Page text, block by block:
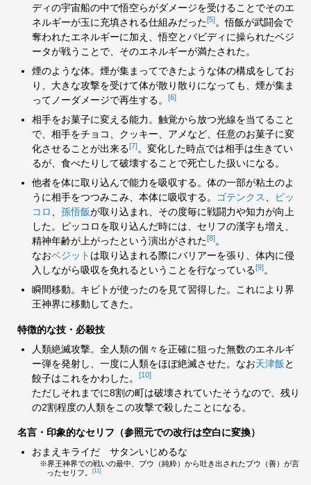
ディの宇宙船の中で悟空らがダメージを受けることでそのエ
ネルギーが玉に充填される仕組みだった[5]。悟飯が武闘会で
奪われたエネルギーに加え、悟空とバビディに操られたベジ
ータが戦うことで、そのエネルギーが満たされた。
煙のような体。煙が集まってできたような体の構成をしてお
り、大きな攻撃を受けて体が散り散りになっても、煙が集ま
ってノーダメージで再生する。
[6]
相手をお菓子に変える能力。触覚から放つ光線を当てること
で、相手をチョコ、クッキー、アメなど、任意のお菓子に変
化させることが出来る[7]。変化した時点では相手は生きてい
るが、食べたりして破壊することで死亡した扱いになる。
他者を体に取り込んで能力を吸収する。体の一部が粘土のよ
うに相手をつつみこみ、本体に吸収する。 ゴテンクス、
ピッ
コロ、 孫悟飯が取り込まれ、その度毎に戦闘力や知力が向上
した。ピッコロを取り込んだ時には、セリフの漢字も増え、
精神年齢が上がったという演出がされた[8]。
なおベジット は取り込まれる際にバリアーを張り、体内に侵
入しながら吸収を免れるということを行なっている[9]。
瞬間移動。キビトが使ったのを見て習得した。これにより界
王神界に移動してきた。
特徴的な技・必殺技
人類絶滅攻撃。全人類の個々を正確に狙った無数のエネルギ
ー弾を発射し、一度に人類をほぼ絶滅させた。なお天津飯と
餃子はこれをかわした。
[10]
ただしそれまでに8割の町は破壊されていたそうなので、残り
の2割程度の人類をこの攻撃で殺したことになる。
名言・印象的なセリフ（参照元での改行は空白に変換）
おまえキライだ サタンいじめるな
※界王神界での戦いの最中、ブウ（純粋）から吐き出されたブウ（善）が言
ったセリフ。
[11]